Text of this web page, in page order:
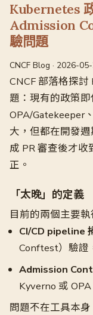
Kubernetes
Admission
驗問題
CNCF Blog · 2026-
CNCF 部落格探
題：現有的政策
OPA/
大，但都在開發週
成 PR 審查後才
正。
「太晚」的定義
目前的兩個主要執
CI/CD pipeline
Conftest）驗證
Admission
Kyverno 或
問題不在工具本身